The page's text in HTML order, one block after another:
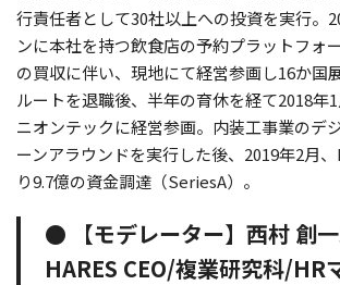
行責任者として30社以上への投資を実行。
ンに本社を持つ飲食店の予約プラットフォ
の買収に伴い、現地にて経営参画し16か国
ルートを退職後、半年の育休を経て2018年
ニオンテックに経営参画。内装工事業のデ
ーンアラウンドを実行した後、2019年2月
り9.7億の資金調達（SeriesA）。
● 【モデレーター】西村 創
HARES CEO/複業研究科/HR